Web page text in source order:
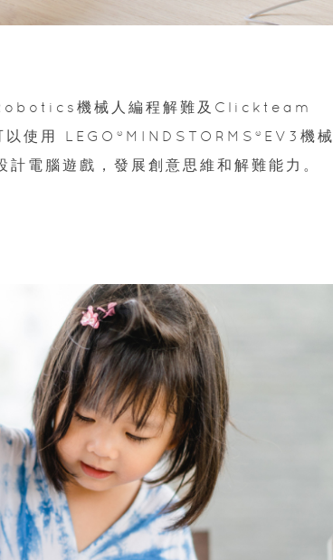
Robotics機械人編程解難及Clickteam
以使用 LEGO®MINDSTORMS®EV3機
電腦遊戲，發展創意思維和解難能力。